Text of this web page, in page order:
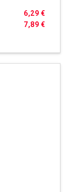
7,89 €
6,29 €